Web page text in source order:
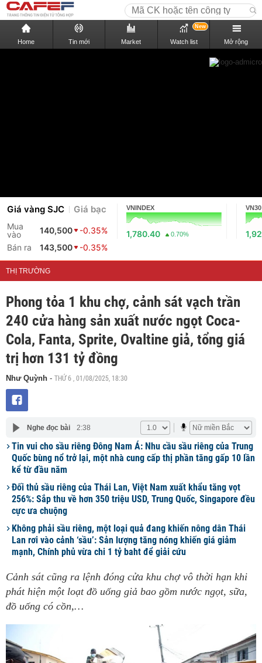
Home Tin mới Market Watch list
New
Mở rộng
Giá vàng SJC Giá bạc
Mua
vào
140,500
-0.35%
Bán ra
143,500 -0.35%
VNINDEX
1,780.40 0.70%
VN30
THỊ TRƯỜNG
Phong tỏa 1 khu chợ, cảnh sát vạch trần
240 cửa hàng sản xuất nước ngọt Coca-
Cola, Fanta, Sprite, Ovaltine giả, tổng giá
trị hơn 131 tỷ đồng
Như Quỳnh - THỨ 6 , 01/08/2025, 18:30
Nghe đọc bài 2:38
Tin vui cho sầu riêng Đông Nam Á: Nhu cầu sầu riêng của Trung
Quốc bùng nổ trở lại, một nhà cung cấp thị phần tăng gấp 10 lần
kể từ đầu năm
Đối thủ sầu riêng của Thái Lan, Việt Nam xuất khẩu tăng vọt
256%: Sắp thu về hơn 350 triệu USD, Trung Quốc, Singapore đều
cực ưa chuộng
Không phải sầu riêng, một loại quả đang khiến nông dân Thái
Lan rơi vào cảnh ‘sầu’: Sản lượng tăng nóng khiến giá giảm
mạnh, Chính phủ vừa chi 1 tỷ baht để giải cứu
Cảnh sát cũng ra lệnh đóng cửa khu chợ vô thời hạn khi
phát hiện một loạt đồ uống giả bao gồm nước ngọt, sữa,
đồ uống có cồn,…